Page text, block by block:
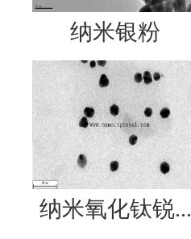
纳米银粉
纳米氧化钛锐...